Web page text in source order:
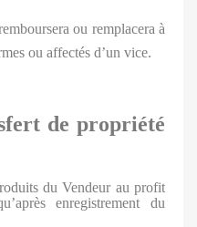
ou remplacera à
ou affectés d’un vice.
de propriété
du Vendeur au profit
enregistrement du